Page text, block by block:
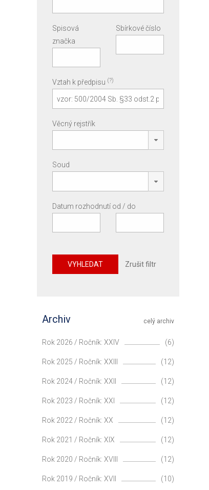
Spisová
značka
Sbírkové číslo
Vztah k předpisu (?)
Věcný rejstřík
Soud
Datum rozhodnutí od / do
VYHLEDAT Zrušit filtr
celý archiv
Archiv
Rok 2026 / Ročník: XXIV (6)
Rok 2025 / Ročník: XXIII (12)
Rok 2024 / Ročník: XXII (12)
Rok 2023 / Ročník: XXI (12)
Rok 2022 / Ročník: XX (12)
Rok 2021 / Ročník: XIX (12)
Rok 2020 / Ročník: XVIII (12)
Rok 2019 / Ročník: XVII (10)